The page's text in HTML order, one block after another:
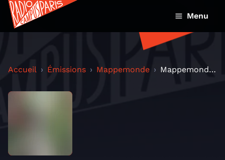
Menu
Accueil Émissions Mappemonde Mappemonde : le Vietnam